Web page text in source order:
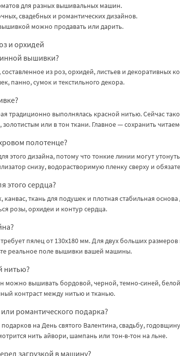
для разных вышивальных машин.
свадебных и романтических дизайнов.
можно продавать или дарить.
и орхидей
вышивки?
из роз, орхидей, листьев и декоративных
панно, сумок и текстильного декора.
традиционно выполнялась красной нитью. Сейчас
или в тон ткани. Главное — сохранить
полотенце?
этого дизайна, потому что тонкие линии могут
снизу, водорастворимую пленку сверху и
этого сердца?
канвас, ткань для подушек и плотная стабильная
розы, орхидеи и контур сердца.
пялец от 130x180 мм. Для двух больших
реальное поле вышивки вашей машины.
нитью?
можно вышивать бордовой, черной, темно-синей,
контраст между нитью и тканью.
романтического подарка?
на День святого Валентина, свадьбу,
нить айвори, шампань или тон-в-тон на льне.
загрузкой в машину?